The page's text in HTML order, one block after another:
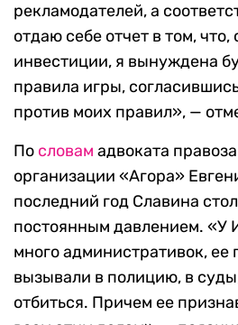
рекламодателей, а
отдаю себе отчет в том, что,
инвестиции, я вынуждена
правила игры,
против моих правил», —
По словам адвоката
организации «Агора»
последний год Славина
постоянным давлением. «У
много административок, ее
вызывали в полицию, в
отбиться. Причем ее